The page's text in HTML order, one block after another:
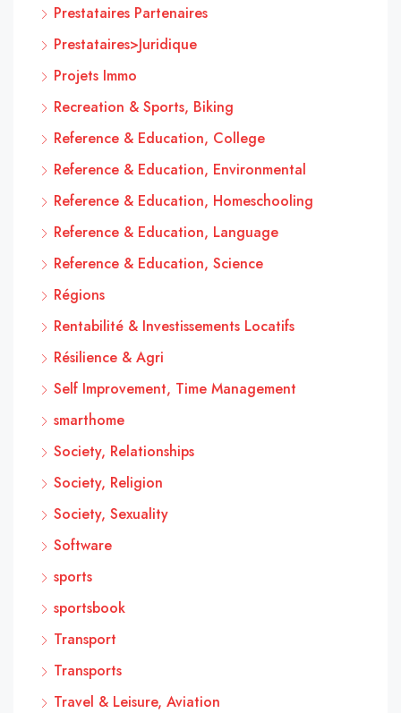
Prestataires Partenaires
Prestataires>Juridique
Projets Immo
Recreation & Sports, Biking
Reference & Education, College
Reference & Education, Environmental
Reference & Education, Homeschooling
Reference & Education, Language
Reference & Education, Science
Régions
Rentabilité & Investissements Locatifs
Résilience & Agri
Self Improvement, Time Management
smarthome
Society, Relationships
Society, Religion
Society, Sexuality
Software
sports
sportsbook
Transport
Transports
Travel & Leisure, Aviation